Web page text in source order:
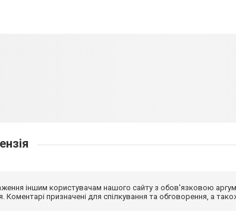
іншим користувачам нашого сайту з обов'язковою
призначені для спілкування та обговорення, а